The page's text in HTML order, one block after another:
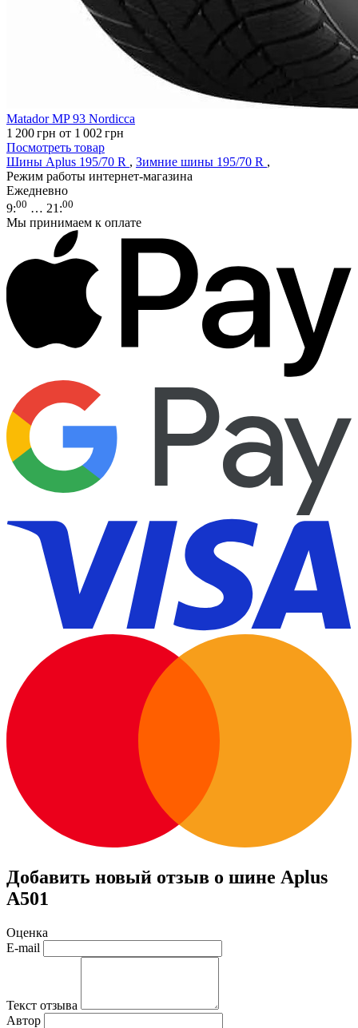
Matador MP 93 Nordicca
1 200грн от 1 002 грн
Посмотреть товар
Шины Aplus 195/70 R , Зимние шины 195/70 R ,
Режим работы интернет-магазина
Ежедневно
9:00 … 21:00
Мы принимаем к оплате
Добавить новый отзыв о шине Aplus
A501
Оценка
E-mail
Текст отзыва
Автор